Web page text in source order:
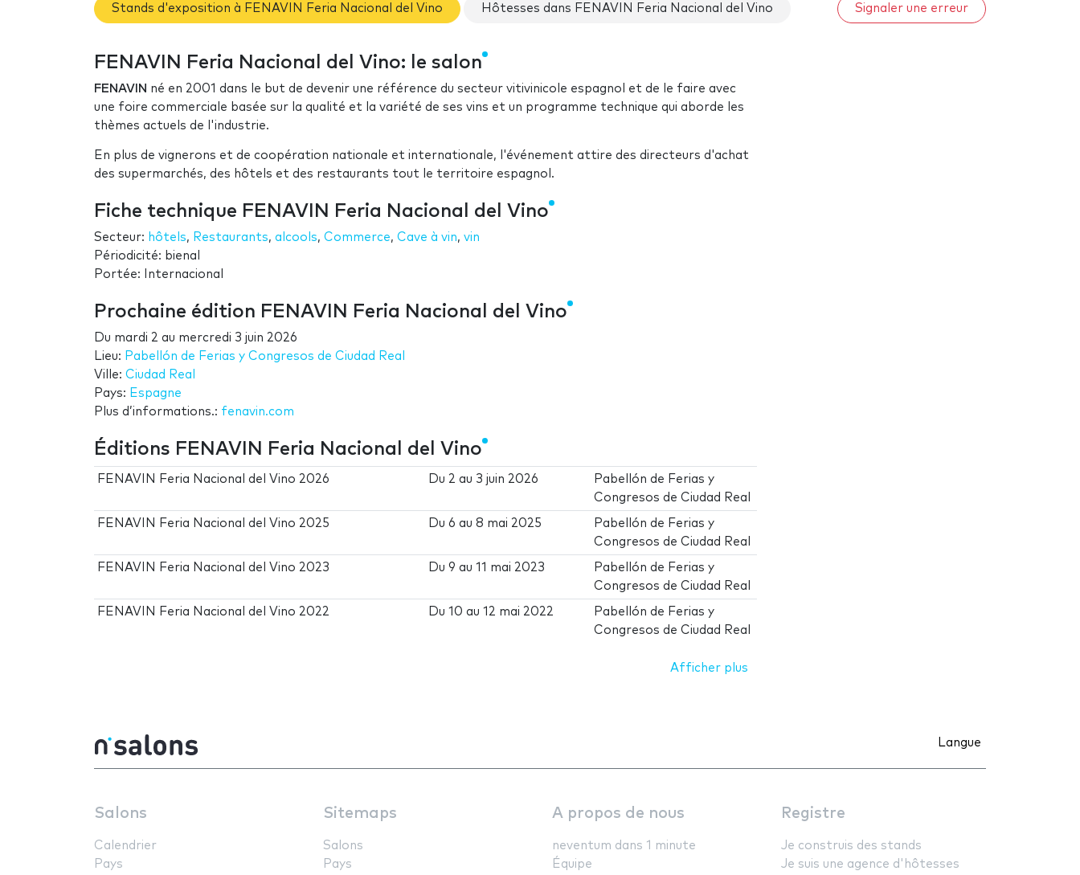
Stands d'exposition à FENAVIN Feria Nacional del Vino Hôtesses dans FENAVIN Feria Nacional del Vino Signaler une erreur
FENAVIN Feria Nacional del Vino: le salon
FENAVIN né en 2001 dans le but de devenir une référence du secteur vitivinicole espagnol et de le faire avec
une foire commerciale basée sur la qualité et la variété de ses vins et un programme technique qui aborde les
thèmes actuels de l'industrie.
En plus de vignerons et de coopération nationale et internationale, l'événement attire des directeurs d'achat
des supermarchés, des hôtels et des restaurants tout le territoire espagnol.
Fiche technique FENAVIN Feria Nacional del Vino
Secteur: hôtels, Restaurants, alcools, Commerce, Cave à vin, vin
Périodicité: bienal
Portée: Internacional
Prochaine édition FENAVIN Feria Nacional del Vino
Du mardi 2 au mercredi 3 juin 2026
Lieu: Pabellón de Ferias y Congresos de Ciudad Real
Ville: Ciudad Real
Pays: Espagne
Plus d’informations.: fenavin.com
Éditions FENAVIN Feria Nacional del Vino
FENAVIN Feria Nacional del Vino 2026 Du 2 au 3 juin 2026
Pabellón de Ferias y
Congresos de Ciudad Real
FENAVIN Feria Nacional del Vino 2025 Du6 au8 mai 2025
Pabellón de Ferias y
Congresos de Ciudad Real
FENAVIN Feria Nacional del Vino 2023 Du9 au11 mai 2023
Pabellón de Ferias y
Congresos de Ciudad Real
FENAVIN Feria Nacional del Vino 2022 Du10 au12 mai 2022
Pabellón de Ferias y
Congresos de Ciudad Real
Afficher plus
Langue
Salons
Calendrier
Pays
Sitemaps
Salons
Pays
A propos de nous
neventum dans 1 minute
Équipe
Registre
Je construis des stands
Je suis une agence d'hôtesses